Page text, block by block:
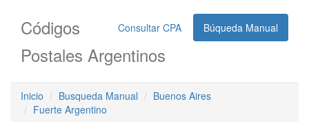
Consultar CPA Búqueda Manual
Códigos
Postales Argentinos
Inicio Busqueda Manual
Buenos Aires
Fuerte Argentino